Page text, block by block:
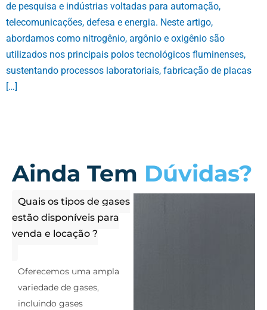
de pesquisa e indústrias voltadas para automação,
telecomunicações, defesa e energia. Neste artigo,
abordamos como nitrogênio, argônio e oxigênio são
utilizados nos principais polos tecnológicos fluminenses,
sustentando processos laboratoriais, fabricação de placas
[…]
Ainda Tem Dúvidas?
Quais os tipos de gases
estão disponíveis para
venda e locação ?
Oferecemos uma ampla
variedade de gases,
incluindo gases